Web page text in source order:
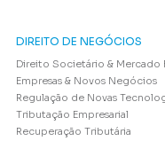
DIREITO DE NEGÓCIOS
Direito Societário & Mercado
Empresas & Novos Negócios
Regulação de Novas
Tributação Empresarial
Recuperação Tributária